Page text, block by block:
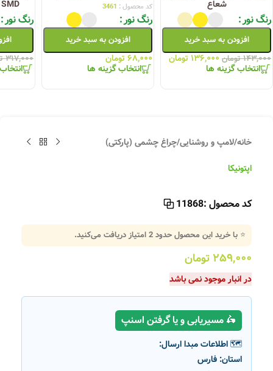
شعاع
رنگ نور
افزودن به سبد خرید
۱۴۳,۰۰۰ تومان ۱۳۶,۰۰۰ تومان
انتخاب گزینه ها
کد محصول : 3461
رنگ نور
افزودن به سبد خرید
۶۸,۰۰۰تومان
انتخاب گزینه ها
SMD پارس شعاع توس
رنگ نور
۳۱۷,۰۰۰
خانه/لامپ و روشنایی/چراغ چشمی (پارکتی)
اپتونیکا
کد محصول :11868
⭐ با خرید این محصول حدود2امتیاز دریافت می‌کنید.
۲۵۹,۰۰۰ تومان
در انبار موجود نمی باشد
🛵 مسیریابی و یا گرفتن اسنپ
🗺️ اطلاعات مبدا ارسال:
استان: فارس